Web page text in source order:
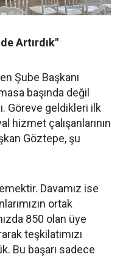
Artırdık"
Şube Başkanı
başında değil
Göreve geldikleri ilk
hizmet çalışanlarının
Göztepe, şu
Davamız ise
ortak
850 olan üye
teşkilatımızı
Bu başarı sadece